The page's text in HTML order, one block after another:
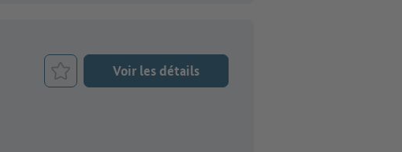
Retenir le job
Voir les détails